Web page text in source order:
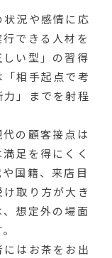
況や感情に応
できる人材を
い型」の習得
相手起点で考
」までを射程
の顧客接点は
足を得にくく
国籍、来店目
取り方が大き
想定外の場面
はお茶をお出